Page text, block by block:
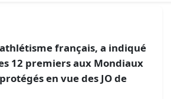
français, a indiqué
12 premiers aux Mondiaux
en vue des JO de